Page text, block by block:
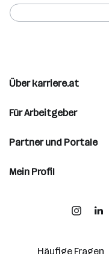
Über karriere.at
Für Arbeitgeber
Partner und Portale
Mein Profil
Häufige Fragen